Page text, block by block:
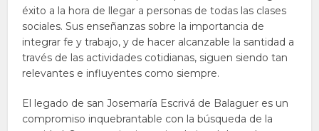
éxito a la hora de llegar a personas de todas las clases
sociales. Sus enseñanzas sobre la importancia de
integrar fe y trabajo, y de hacer alcanzable la santidad a
través de las actividades cotidianas, siguen siendo tan
relevantes e influyentes como siempre.
El legado de san Josemaría Escrivá de Balaguer es un
compromiso inquebrantable con la búsqueda de la